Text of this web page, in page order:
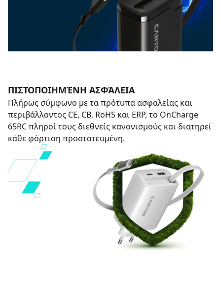
ΠΙΣΤΟΠΟΙΗΜΈΝΗ ΑΣΦΆΛΕΙΑ
Πλήρως σύμφωνο με τα πρότυπα ασφαλείας και
περιβάλλοντος CE, CB, RoHS και ERP, το OnCharge
65RC πληροί τους διεθνείς κανονισμούς και διατηρεί
κάθε φόρτιση προστατευμένη.